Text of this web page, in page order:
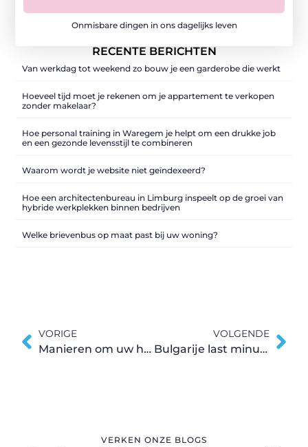
Onmisbare dingen in ons dagelijks leven
RECENTE BERICHTEN
Van werkdag tot weekend zo bouw je een garderobe die werkt
Hoeveel tijd moet je rekenen om je appartement te verkopen
zonder makelaar?
Hoe personal training in Waregem je helpt om een drukke job
en een gezonde levensstijl te combineren
Waarom wordt je website niet geïndexeerd?
Hoe een architectenbureau in Limburg inspeelt op de groei van
hybride werkplekken binnen bedrijven
Welke brievenbus op maat past bij uw woning?
VORIGE
Manieren om uw hond te helpen verkoelen tijdens de hete zomerdagen
VOLGENDE
Bulgarije last minutes
VERKEN ONZE BLOGS